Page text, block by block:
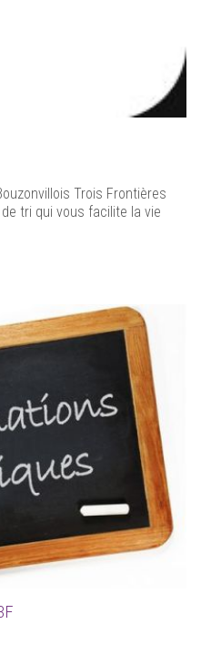
Trois Frontières
tri qui vous facilite la vie